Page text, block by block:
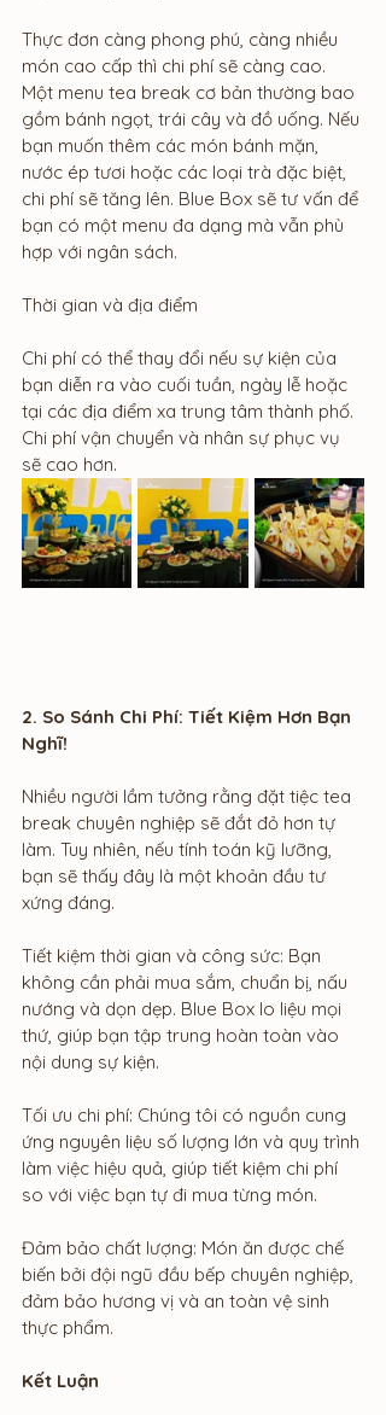
Thực đơn càng phong phú, càng nhiều
món cao cấp thì chi phí sẽ càng cao.
Một menu tea break cơ bản thường bao
gồm bánh ngọt, trái cây và đồ uống. Nếu
bạn muốn thêm các món bánh mặn,
nước ép tươi hoặc các loại trà đặc biệt,
chi phí sẽ tăng lên. Blue Box sẽ tư vấn để
bạn có một menu đa dạng mà vẫn phù
hợp với ngân sách.
Thời gian và địa điểm
Chi phí có thể thay đổi nếu sự kiện của
bạn diễn ra vào cuối tuần, ngày lễ hoặc
tại các địa điểm xa trung tâm thành phố.
Chi phí vận chuyển và nhân sự phục vụ
sẽ cao hơn.
2. So Sánh Chi Phí: Tiết Kiệm Hơn Bạn
Nghĩ!
Nhiều người lầm tưởng rằng đặt tiệc tea
break chuyên nghiệp sẽ đắt đỏ hơn tự
làm. Tuy nhiên, nếu tính toán kỹ lưỡng,
bạn sẽ thấy đây là một khoản đầu tư
xứng đáng.
Tiết kiệm thời gian và công sức: Bạn
không cần phải mua sắm, chuẩn bị, nấu
nướng và dọn dẹp. Blue Box lo liệu mọi
thứ, giúp bạn tập trung hoàn toàn vào
nội dung sự kiện.
Tối ưu chi phí: Chúng tôi có nguồn cung
ứng nguyên liệu số lượng lớn và quy trình
làm việc hiệu quả, giúp tiết kiệm chi phí
so với việc bạn tự đi mua từng món.
Đảm bảo chất lượng: Món ăn được chế
biến bởi đội ngũ đầu bếp chuyên nghiệp,
đảm bảo hương vị và an toàn vệ sinh
thực phẩm.
Kết Luận